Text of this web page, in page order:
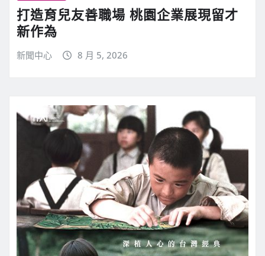
打造育兒友善職場 桃園企業展現留才
新作為
新聞中心 8 月 5, 2026